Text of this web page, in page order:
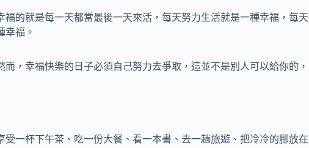
福的就是每一天都當最後一天來活，每天努力生活就是一種幸福，每天
幸福。
，幸福快樂的日子必須自己努力去爭取，這並不是別人可以給你的，
受一杯下午茶、吃一份大餐、看一本書、去一趟旅遊、把冷冷的腳放在